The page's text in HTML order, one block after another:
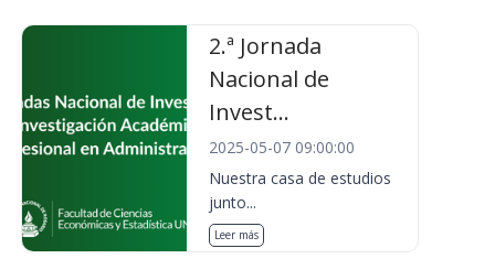
2.ª Jornada
Nacional de
Invest...
2025-05-07 09:00:00
Nuestra casa de estudios
junto...
Leer más